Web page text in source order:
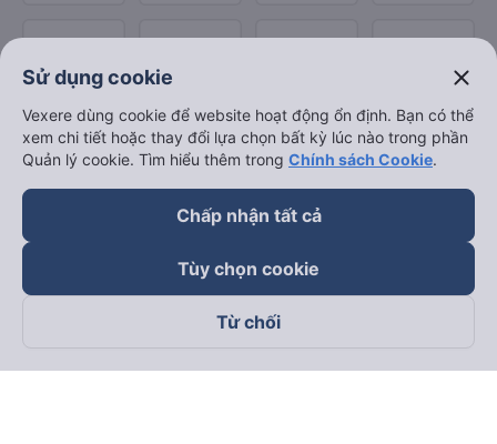
Theo dõi chúng tôi trên
Sử dụng cookie close
Vexere dùng cookie để website hoạt động ổn định. Bạn có thể
xem chi tiết hoặc thay đổi lựa chọn bất kỳ lúc nào trong phần
Quản lý cookie. Tìm hiểu thêm trong Chính sách Cookie.
Chấp nhận tất cả
Tùy chọn cookie
Từ chối